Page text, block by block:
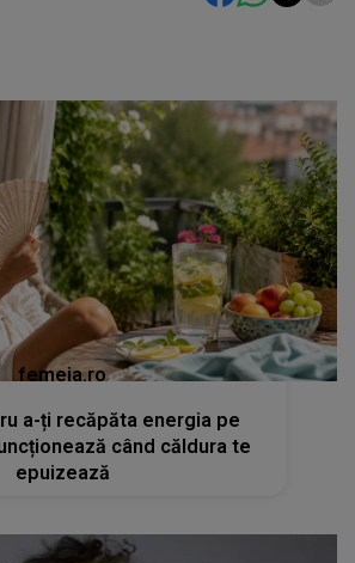
femeia.ro
a-ți recăpăta energia pe
când căldura te
epuizează